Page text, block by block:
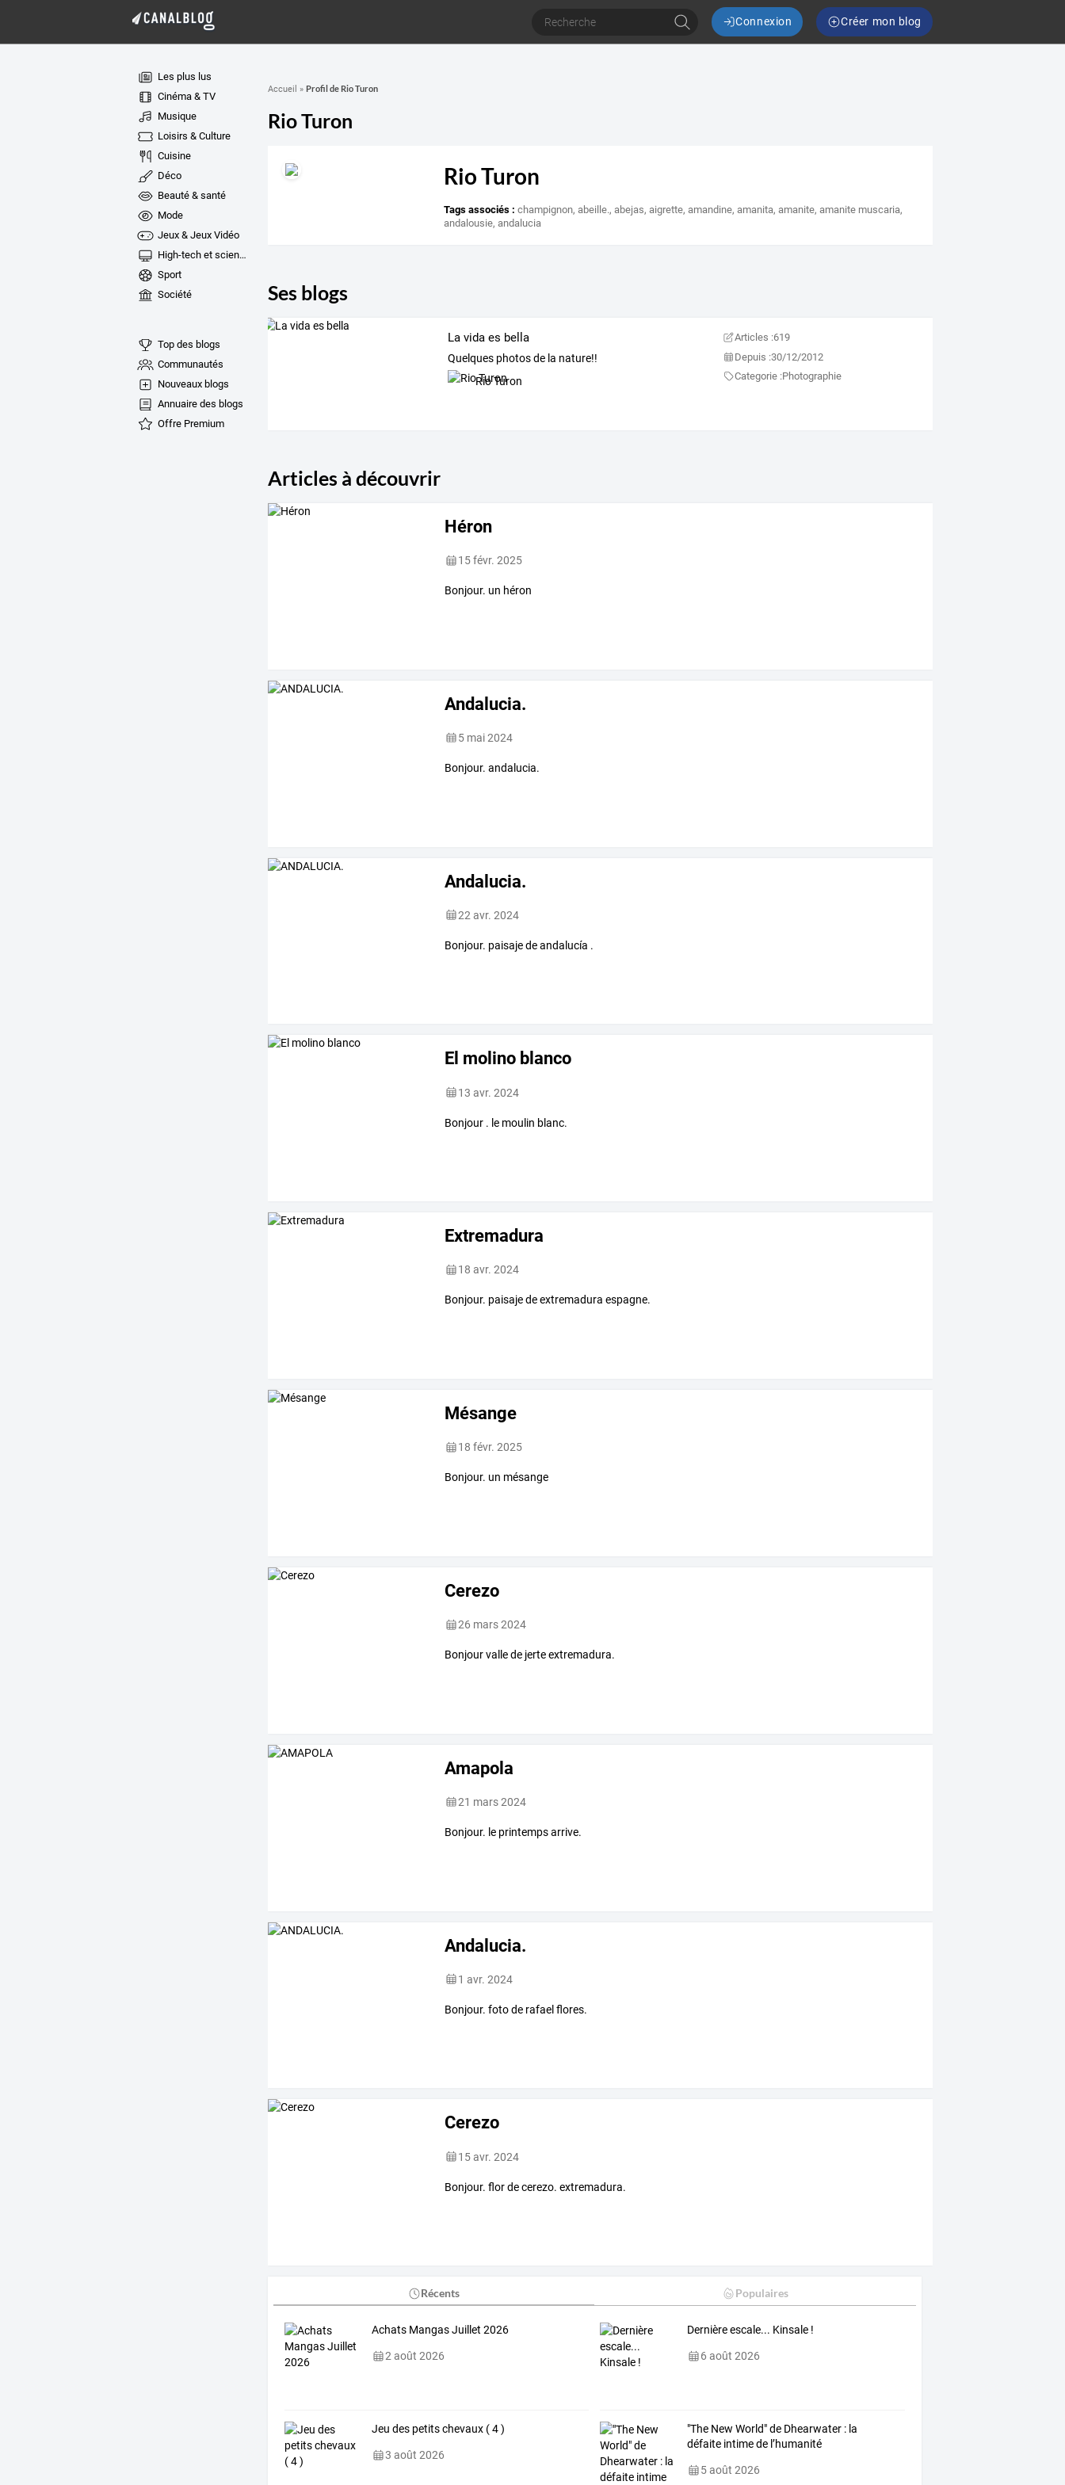
Connexion Créer mon blog
Les plus lus
Cinéma & TV
Musique
Loisirs & Culture
Cuisine
Déco
Beauté & santé
Mode
Jeux & Jeux Vidéo
High-tech et sciences
Sport
Société
Top des blogs
Communautés
Nouveaux blogs
Annuaire des blogs
Offre Premium
Accueil » Profil de Rio Turon
Rio Turon
Rio Turon
Tags associés : champignon,abeille.,abejas,aigrette,amandine,amanita,amanite,amanite muscaria,
andalousie,andalucia
Ses blogs
La vida es bella
Quelques photos de la nature!!
Rio Turon
Articles :619
Depuis :30/12/2012
Categorie :Photographie
Articles à découvrir
Héron
15 févr. 2025
Bonjour. un héron
Andalucia.
5 mai 2024
Bonjour. andalucia.
Andalucia.
22 avr. 2024
Bonjour. paisaje de andalucía .
El molino blanco
13 avr. 2024
Bonjour . le moulin blanc.
Extremadura
18 avr. 2024
Bonjour. paisaje de extremadura espagne.
Mésange
18 févr. 2025
Bonjour. un mésange
Cerezo
26 mars 2024
Bonjour valle de jerte extremadura.
Amapola
21 mars 2024
Bonjour. le printemps arrive.
Andalucia.
1 avr. 2024
Bonjour. foto de rafael flores.
Cerezo
15 avr. 2024
Bonjour. flor de cerezo. extremadura.
Récents Populaires
Achats Mangas Juillet 2026
2 août 2026
Dernière escale... Kinsale !
6 août 2026
Jeu des petits chevaux ( 4 )
3 août 2026
"The New World" de Dhearwater : la
défaite intime de l’humanité
5 août 2026